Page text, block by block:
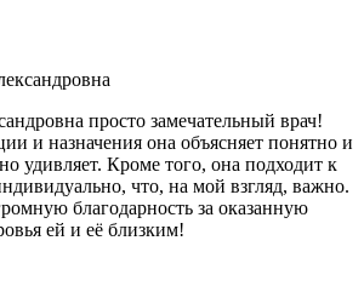
просто замечательный врач!
и назначения она объясняет понятно и
удивляет. Кроме того, она подходит к
что, на мой взгляд, важно.
благодарность за оказанную
ей и её близким!